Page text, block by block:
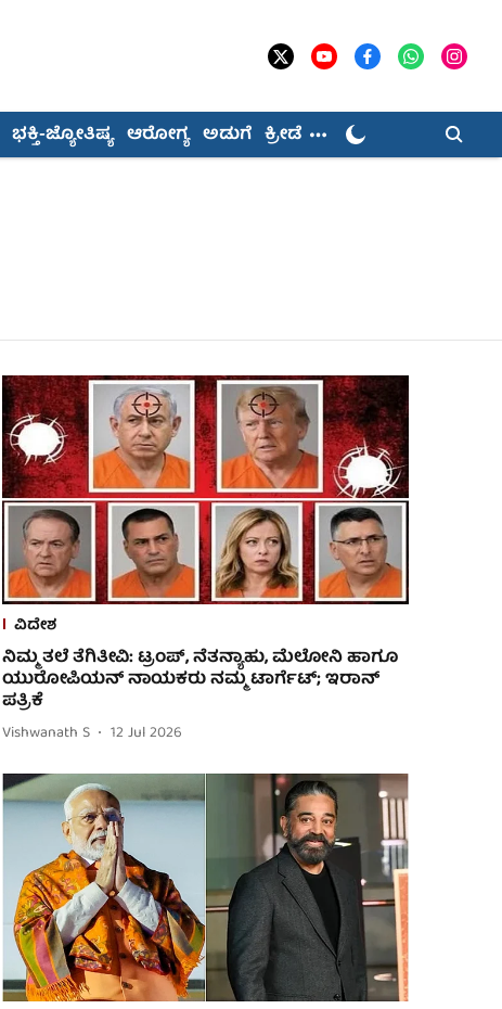
ಭಕ್ತಿ-ಜ್ಯೋತಿಷ್ಯ ಆರೋಗ್ಯ ಅಡುಗೆ ಕ್ರೀಡೆ
ವಿದೇಶ
ನಿಮ್ಮ ತಲೆ ತೆಗಿತೀವಿ: ಟ್ರಂಪ್, ನೆತನ್ಯಾಹು, ಮೆಲೋನಿ ಹಾಗೂ
ಯುರೋಪಿಯನ್ ನಾಯಕರು ನಮ್ಮ ಟಾರ್ಗೆಟ್; ಇರಾನ್
ಪತ್ರಿಕೆ
Vishwanath S 12 Jul 2026